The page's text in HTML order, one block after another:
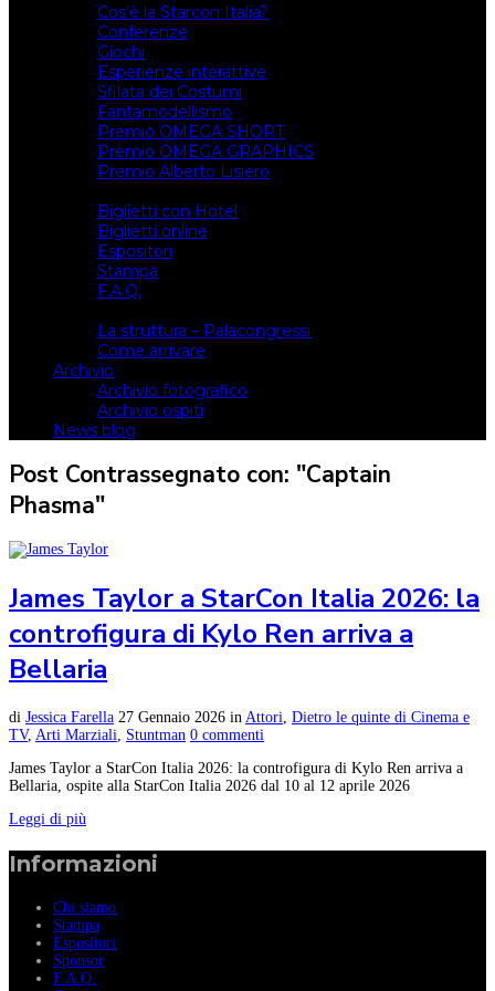
Cos’è la Starcon Italia?
Conferenze
Giochi
Esperienze interattive
Sfilata dei Costumi
Fantamodellismo
Premio OMEGA SHORT
Premio OMEGA GRAPHICS
Premio Alberto Lisiero
Biglietti con Hotel
Biglietti online
Espositori
Stampa
F.A.Q.
La struttura – Palacongressi
Come arrivare
Archivio
Archivio fotografico
Archivio ospiti
News blog
Post Contrassegnato con: "Captain
Phasma"
James Taylor a StarCon Italia 2026: la
controfigura di Kylo Ren arriva a
Bellaria
di Jessica Farella 27 Gennaio 2026 in Attori Dietro le quinte di Cinema e
TV, Arti Marziali Stuntman 0 commenti
James Taylor a StarCon Italia 2026: la controfigura di Kylo Ren arriva a
Bellaria, ospite alla StarCon Italia 2026 dal 10 al 12 aprile 2026
Leggi di più
Informazioni
Chi siamo
Stampa
Espositori
Sponsor
F.A.Q.